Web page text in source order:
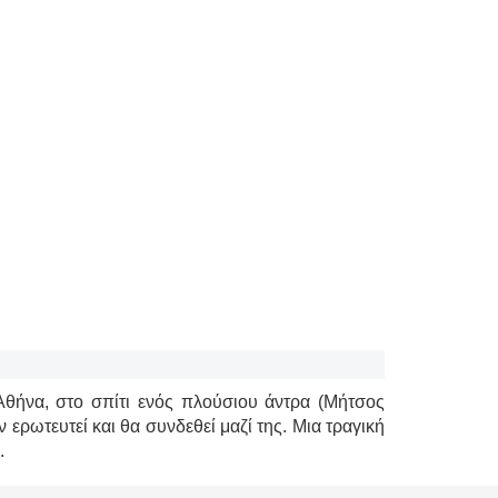
στο σπίτι ενός πλούσιου άντρα (Μήτσος
και θα συνδεθεί μαζί της. Μια τραγική